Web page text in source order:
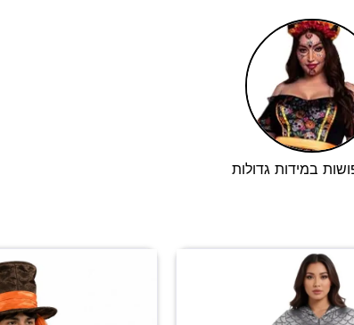
במידות גדולות